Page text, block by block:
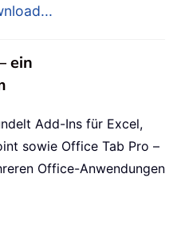
ein
Add-Ins für Excel,
sowie Office Tab Pro –
Office-Anwendungen